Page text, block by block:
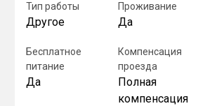
Тип работы
Другое
Проживание
Да
Бесплатное
питание
Да
Компенсация
проезда
Полная
компенсация